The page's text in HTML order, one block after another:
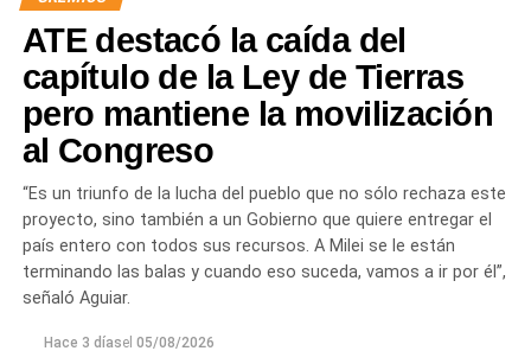
«Lo demuestran las encuestas, a Milei se le están
terminando las balas. Tiene que saber que empezamos a
ir por él», sentenció Aguiar.
Las movilizaciones además se replicarán en todas las
provincias en el marco de la Jornada Nacional de
dispuesta por el sindicato estatal en reclamo por
«reapertura de paritarias y urgente recomposición salarial
y de jubilaciones; rechazo al vaciamiento de los
organismos públicos; pase a planta permanente de todas
las y los trabajadores precarizados; rechazo a las
todas las y los trabajadores despedidos; restitución de los
ATE destacó la caída del
capítulo de la Ley de Tierras
pero mantiene la movilización
al Congreso
“Es un triunfo de la lucha del pueblo que no sólo rechaza este
proyecto, sino también a un Gobierno que quiere entregar el
país entero con todos sus recursos. A Milei se le están
terminando las balas y cuando eso suceda, vamos a ir por él”,
señaló Aguiar.
Hace 3 díasel 05/08/2026